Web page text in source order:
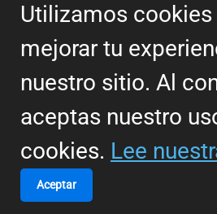
Utilizamos cookies
mejorar tu
nuestro sitio. Al
aceptas nuestro
cookies. Lee
Aceptar